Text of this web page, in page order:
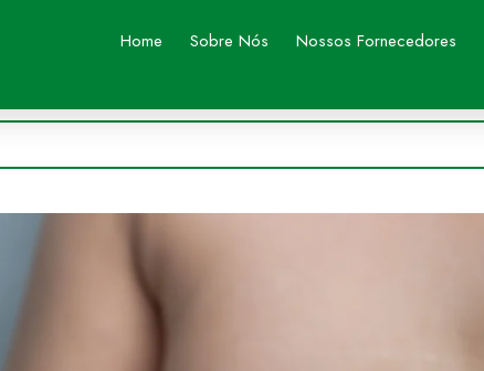
Home Sobre Nós Nossos Fornecedores